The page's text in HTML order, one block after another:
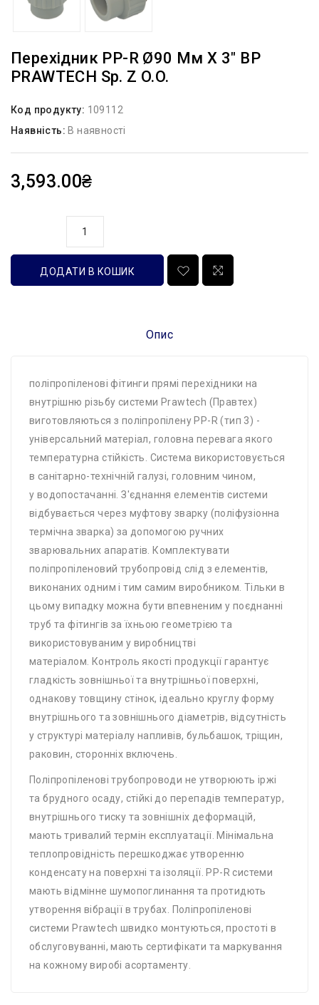
Перехідник PP-R Ø90 Мм X 3″ ВР
PRAWTECH Sp. Z O.o.
Код продукту: 109112
Наявність: В наявності
3,593.00₴
ДОДАТИ В КОШИК
Опис
поліпропіленові фітинги прямі перехідники на
внутрішню різьбу системи Prawtech (Правтех)
виготовляються з поліпропілену PP-R (тип 3) -
універсальний матеріал, головна перевага якого
температурна стійкість. Система використовується
в санітарно-технічній галузі, головним чином,
у водопостачанні. З'єднання елементів системи
відбувається через муфтову зварку (поліфузіонна
термічна зварка) за допомогою ручних
зварювальних апаратів. Комплектувати
поліпропіленовий трубопровід слід з елементів,
виконаних одним і тим самим виробником. Тільки в
цьому випадку можна бути впевненим у поєднанні
труб та фітингів за їхньою геометрією та
використовуваним у виробництві
матеріалом. Контроль якості продукції гарантує
гладкість зовнішньої та внутрішньої поверхні,
однакову товщину стінок, ідеально круглу форму
внутрішнього та зовнішнього діаметрів, відсутність
у структурі матеріалу напливів, бульбашок, тріщин,
раковин, сторонніх включень.
Поліпропіленові трубопроводи не утворюють іржі
та брудного осаду, стійкі до перепадів температур,
внутрішнього тиску та зовнішніх деформацій,
мають тривалий термін експлуатації. Мінімальна
теплопровідність перешкоджає утворенню
конденсату на поверхні та ізоляції. PP-R системи
мають відмінне шумопоглинання та протидють
утворення вібрації в трубах. Поліпропіленові
системи Prawtech швидко монтуються, простоті в
обслуговуванні, мають сертифікати та маркування
на кожному виробі асортаменту.